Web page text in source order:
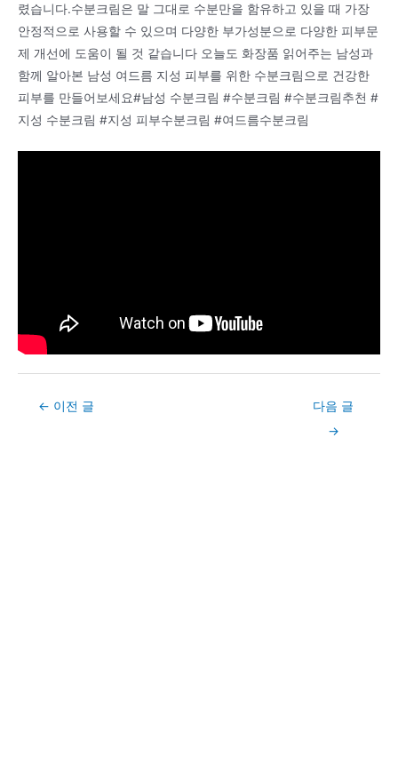
렸습니다.수분크림은 말 그대로 수분만을 함유하고 있을 때 가장
안정적으로 사용할 수 있으며 다양한 부가성분으로 다양한 피부문
제 개선에 도움이 될 것 같습니다 오늘도 화장품 읽어주는 남성과
함께 알아본 남성 여드름 지성 피부를 위한 수분크림으로 건강한
피부를 만들어보세요#남성 수분크림 #수분크림 #수분크림추천 #
지성 수분크림 #지성 피부수분크림 #여드름수분크림
Post← 이전 글
다음 글
→